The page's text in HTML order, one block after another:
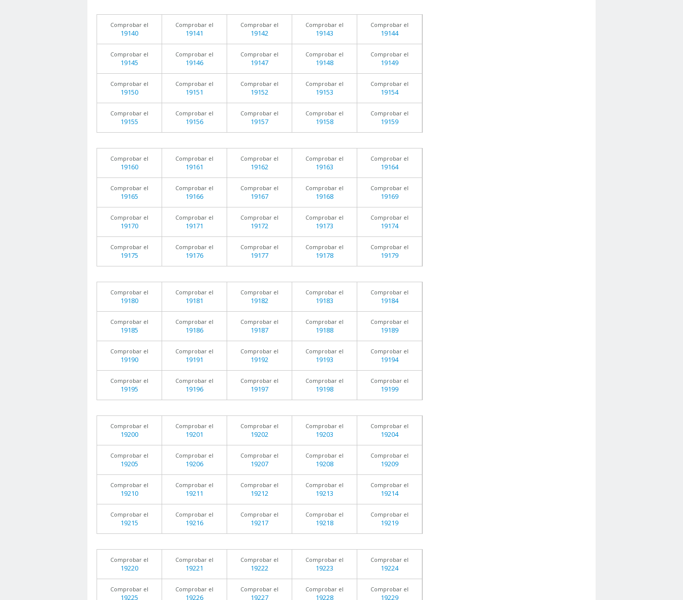
Comprobar el
19140
Comprobar el
19141
Comprobar el
19142
Comprobar el
19143
Comprobar el
19144
Comprobar el
19145
Comprobar el
19146
Comprobar el
19147
Comprobar el
19148
Comprobar el
19149
Comprobar el
19150
Comprobar el
19151
Comprobar el
19152
Comprobar el
19153
Comprobar el
19154
Comprobar el
19155
Comprobar el
19156
Comprobar el
19157
Comprobar el
19158
Comprobar el
19159
Comprobar el
19160
Comprobar el
19161
Comprobar el
19162
Comprobar el
19163
Comprobar el
19164
Comprobar el
19165
Comprobar el
19166
Comprobar el
19167
Comprobar el
19168
Comprobar el
19169
Comprobar el
19170
Comprobar el
19171
Comprobar el
19172
Comprobar el
19173
Comprobar el
19174
Comprobar el
19175
Comprobar el
19176
Comprobar el
19177
Comprobar el
19178
Comprobar el
19179
Comprobar el
19180
Comprobar el
19181
Comprobar el
19182
Comprobar el
19183
Comprobar el
19184
Comprobar el
19185
Comprobar el
19186
Comprobar el
19187
Comprobar el
19188
Comprobar el
19189
Comprobar el
19190
Comprobar el
19191
Comprobar el
19192
Comprobar el
19193
Comprobar el
19194
Comprobar el
19195
Comprobar el
19196
Comprobar el
19197
Comprobar el
19198
Comprobar el
19199
Comprobar el
19200
Comprobar el
19201
Comprobar el
19202
Comprobar el
19203
Comprobar el
19204
Comprobar el
19205
Comprobar el
19206
Comprobar el
19207
Comprobar el
19208
Comprobar el
19209
Comprobar el
19210
Comprobar el
19211
Comprobar el
19212
Comprobar el
19213
Comprobar el
19214
Comprobar el
19215
Comprobar el
19216
Comprobar el
19217
Comprobar el
19218
Comprobar el
19219
Comprobar el
19220
Comprobar el
19221
Comprobar el
19222
Comprobar el
19223
Comprobar el
19224
Comprobar el
19225
Comprobar el
19226
Comprobar el
19227
Comprobar el
19228
Comprobar el
19229